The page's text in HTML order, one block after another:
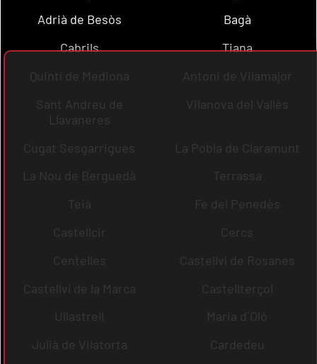
Adrià de Besòs
Bagà
Cabrils
Tiana
Quintí de Mediona
Antoni de Vilamajor
Sant Andreu de
Llavaneres
Vilanova del Vallès
Cugat Sesgarrigues
La Pobla de Claramunt
La Nou de Berguedà
Terrassa
Teià
Fe del Penedès
Castellcir
Cercs
Centelles
Castellví de Rosanes
Castellví de la Marca
Castellterçol
Ullastrell
Maria d´Oló
Julià de Vilatorta
Cardedeu